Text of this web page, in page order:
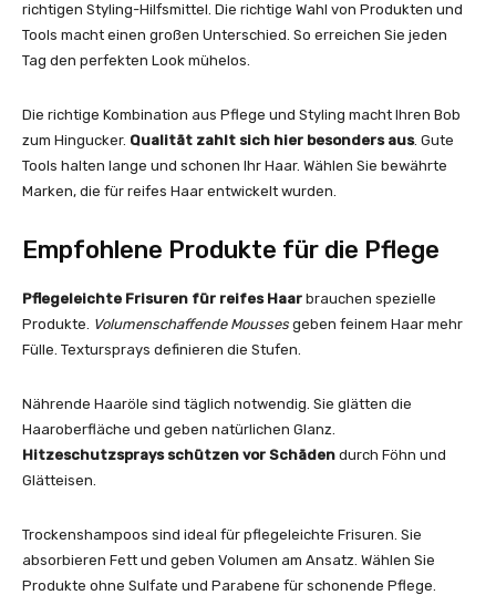
richtigen Styling-Hilfsmittel. Die richtige Wahl von Produkten und
Tools macht einen großen Unterschied. So erreichen Sie jeden
Tag den perfekten Look mühelos.
Die richtige Kombination aus Pflege und Styling macht Ihren Bob
zum Hingucker. Qualität zahlt sich hier besonders aus. Gute
Tools halten lange und schonen Ihr Haar. Wählen Sie bewährte
Marken, die für reifes Haar entwickelt wurden.
Empfohlene Produkte für die Pflege
Pflegeleichte Frisuren für reifes Haar brauchen spezielle
Produkte. Volumenschaffende Mousses geben feinem Haar mehr
Fülle. Textursprays definieren die Stufen.
Nährende Haaröle sind täglich notwendig. Sie glätten die
Haaroberfläche und geben natürlichen Glanz.
Hitzeschutzsprays schützen vor Schäden durch Föhn und
Glätteisen.
Trockenshampoos sind ideal für pflegeleichte Frisuren. Sie
absorbieren Fett und geben Volumen am Ansatz. Wählen Sie
Produkte ohne Sulfate und Parabene für schonende Pflege.